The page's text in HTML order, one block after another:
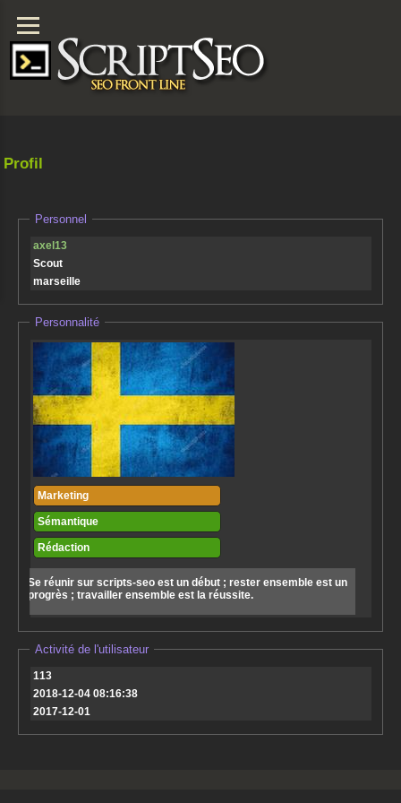
Profil
Personnel
axel13
Scout
marseille
Personnalité
Marketing
Sémantique
Rédaction
Se réunir sur scripts-seo est un début ; rester ensemble est un
progrès ; travailler ensemble est la réussite.
Activité de l'utilisateur
113
2018-12-04 08:16:38
2017-12-01